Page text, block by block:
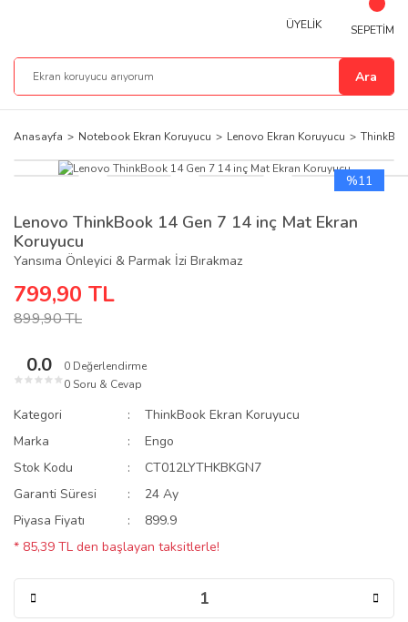
Ara
ÜYELİK SEPETİM
Anasayfa Notebook Ekran Koruyucu Lenovo Ekran Koruyucu
%11
Lenovo ThinkBook 14 Gen 7 14 inç Mat Ekran
Koruyucu
Yansıma Önleyici & Parmak İzi Bırakmaz
799,90 TL
899,90 TL
0.0
★ ★ ★ ★ ★
0 Değerlendirme
0 Soru & Cevap
Kategori
ThinkBook Ekran Koruyucu
Marka
Engo
Stok Kodu
CT012LYTHKBKGN7
Garanti Süresi
24 Ay
Piyasa Fiyatı
899.9
* 85,39 TL den başlayan taksitlerle!